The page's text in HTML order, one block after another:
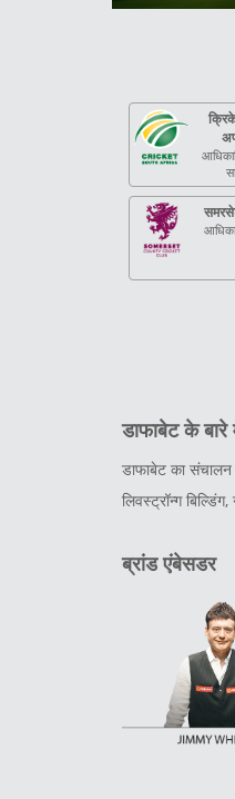
डाफाबेट के बारे
डाफाबेट का
लिवस्ट्रॉन्ग
ब्रांड एंबेसडर